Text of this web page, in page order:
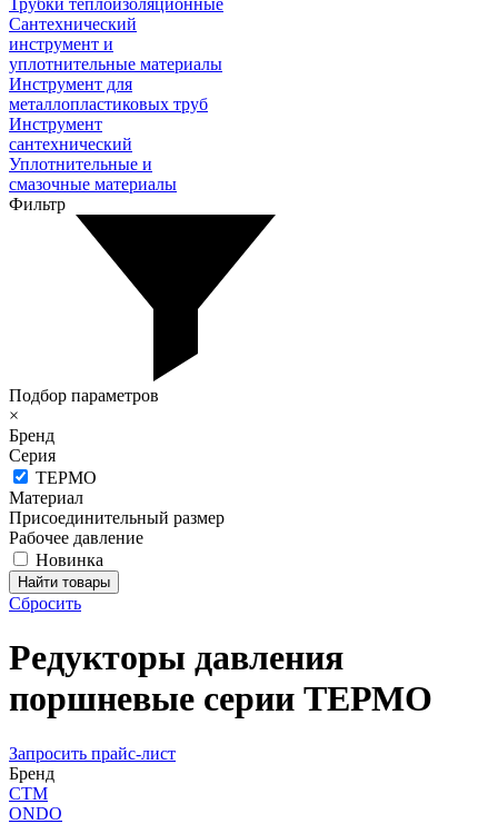
Редукторы давления
поршневые серии ТЕРМО
Запросить прайс-лист
Бренд
СТМ
ONDO
Трубки теплоизоляционные
Сантехнический
инструмент и
уплотнительные материалы
Инструмент для
металлопластиковых труб
Инструмент
сантехнический
Уплотнительные и
смазочные материалы
Фильтр
Подбор параметров
×
Бренд
Серия
ТЕРМО
Материал
Присоединительный размер
Рабочее давление
Новинка
Сбросить